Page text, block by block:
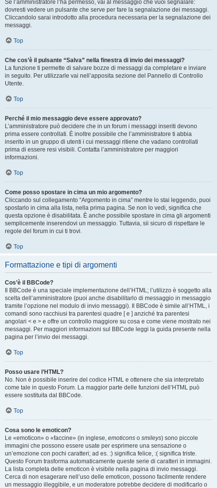
Se l’amministratore l’ha permesso, vai al messaggio che vuoi segnalare:
dovresti vedere un pulsante che serve per fare la segnalazione dei messaggi.
Cliccandolo sarai introdotto alla procedura necessaria per la segnalazione dei
messaggi.
Top
Che cos’è il pulsante “Salva” nella finestra di invio dei messaggi?
La funzione ti permette di salvare bozze di messaggi da completare e inviare
in seguito. Per utilizzarle vai nell’apposita sezione del Pannello di Controllo
Utente.
Top
Perché il mio messaggio deve essere approvato?
L’amministratore può decidere che in un forum i messaggi inseriti devono
prima essere controllati. È inoltre possibile che l’amministratore ti abbia
inserito in un gruppo di utenti i cui messaggi ritiene che vadano controllati
prima di essere resi visibili. Contatta l’amministratore per maggiori
informazioni.
Top
Come posso spostare in cima un mio argomento?
Cliccando sul collegamento “Argomento in cima” mentre lo stai leggendo, puoi
spostarlo in cima alla lista, nella prima pagina. Se non lo vedi, significa che
questa opzione è disabilitata. È anche possibile spostare in cima gli argomenti
semplicemente inserendovi un messaggio. Tuttavia, sii sicuro di rispettare le
regole del forum in cui ti trovi.
Top
Formattazione e tipi di argomenti
Cos’è il BBCode?
Il BBCode è una speciale implementazione dell’HTML; l’utilizzo è soggetto alla
scelta dell’amministratore (puoi anche disabilitarlo di messaggio in messaggio
tramite l’opzione nel modulo di invio messaggi). Il BBCode è simile all’HTML, i
comandi sono racchiusi tra parentesi quadre [ e ] anziché tra parentesi
angolari < e > e offre un controllo maggiore su cosa e come viene mostrato nei
messaggi. Per maggiori informazioni sul BBCode leggi la guida presente nella
pagina per l’invio dei messaggi.
Top
Posso usare l’HTML?
No. Non è possibile inserire del codice HTML e ottenere che sia interpretato
come tale in questo Forum. La maggior parte delle funzioni dell’HTML può
essere sostituita dal BBCode.
Top
Cosa sono le emoticon?
Le «emoticon» o «faccine» (in inglese, emoticons o smileys) sono piccole
immagini che possono essere usate per esprimere una sensazione o
un’emozione con pochi caratteri; ad es. :) significa felice, :( significa triste.
Questo Forum trasforma automaticamente queste serie di caratteri in immagini.
La lista completa delle emoticon è visibile nella pagina di invio messaggi.
Cerca di non esagerare nell’uso delle emoticon, possono facilmente rendere
un messaggio illeggibile, e un moderatore potrebbe decidere di modificarlo o